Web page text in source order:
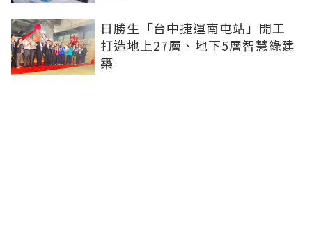
日勝生「台中捷運南屯站」開工
打造地上27層、地下5層智慧綠建
築